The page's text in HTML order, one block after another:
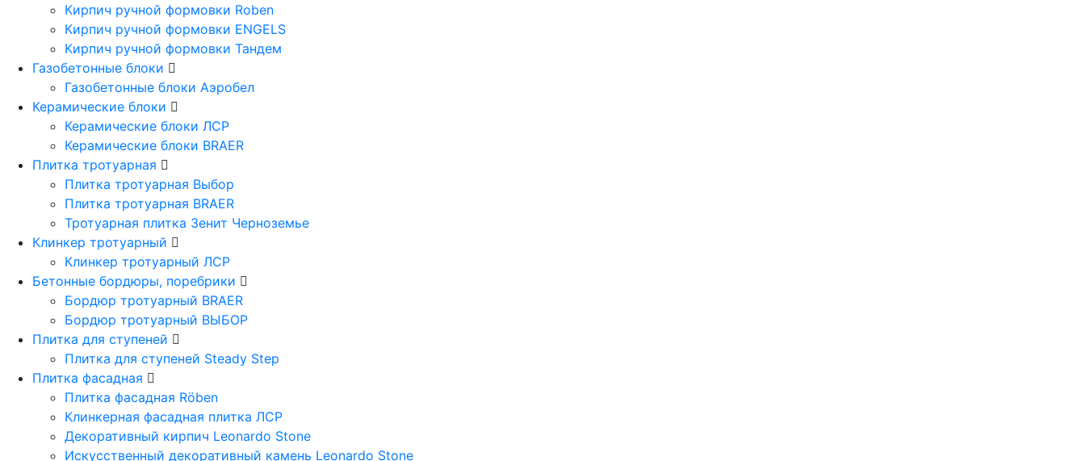
Кирпич ручной формовки Roben
Кирпич ручной формовки ENGELS
Кирпич ручной формовки Тандем
Газобетонные блоки
Газобетонные блоки Аэробел
Керамические блоки
Керамические блоки ЛСР
Керамические блоки BRAER
Плитка тротуарная
Плитка тротуарная Выбор
Плитка тротуарная BRAER
Тротуарная плитка Зенит Черноземье
Клинкер тротуарный
Клинкер тротуарный ЛСР
Бетонные бордюры, поребрики
Бордюр тротуарный BRAER
Бордюр тротуарный ВЫБОР
Плитка для ступеней
Плитка для ступеней Steady Step
Плитка фасадная
Плитка фасадная Röben
Клинкерная фасадная плитка ЛСР
Декоративный кирпич Leonardo Stone
Искусственный декоративный камень Leonardo Stone